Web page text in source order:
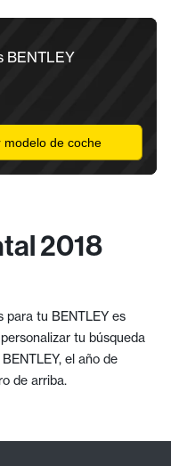
BENTLEY
modelo de coche
2018
para tu BENTLEY es
tu búsqueda
el año de
de arriba.